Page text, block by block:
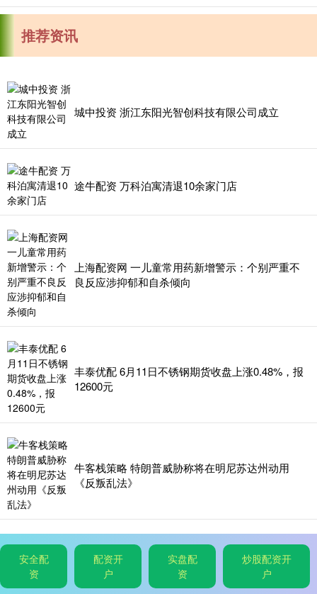
推荐资讯
城中投资 浙江东阳光智创科技有限公司成立
途牛配资 万科泊寓清退10余家门店
上海配资网 一儿童常用药新增警示：个别严重不
良反应涉抑郁和自杀倾向
丰泰优配 6月11日不锈钢期货收盘上涨0.48%，报
12600元
牛客栈策略 特朗普威胁称将在明尼苏达州动用
《反叛乱法》
安全配
资
配资开
户
实盘配
资
炒股配资开
户